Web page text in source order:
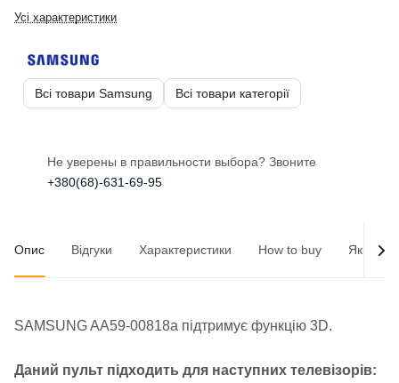
Усі характеристики
Всі товари Samsung Всі товари категорії
Не уверены в правильности выбора? Звоните
+380(68)-631-69-95
Опис Відгуки Характеристики How to buy Як
SAMSUNG AA59-00818a підтримує функцію 3D.
Даний пульт підходить для наступних телевізорів: